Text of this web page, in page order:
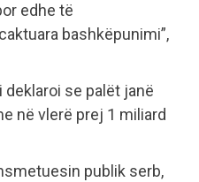
edhe të
bashkëpunimi”,
se palët janë
në vlerë prej 1 miliard
publik serb,